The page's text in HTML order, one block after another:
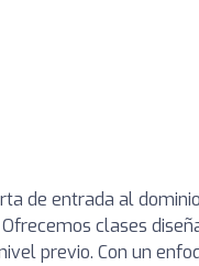
de entrada al
clases
previo. Con un